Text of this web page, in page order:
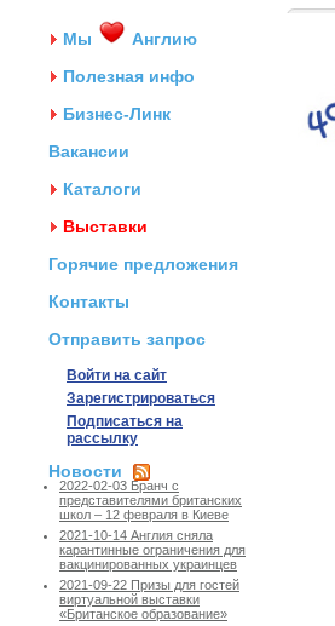
Мы
Англию
Полезная инфо
Бизнес-Линк
Вакансии
Каталоги
Выставки
Горячие предложения
Контакты
Отправить запрос
Войти на сайт
Зарегистрироваться
Подписаться на
рассылку
Новости
2022-02-03 Бранч с
представителями британских
школ – 12 февраля в Киеве
2021-10-14 Англия сняла
карантинные ограничения для
вакцинированных украинцев
2021-09-22 Призы для гостей
виртуальной выставки
«Британское образование»